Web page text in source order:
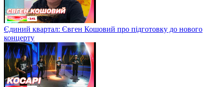
Єдиний квартал: Євген Кошовий про підготовку до нового
концерту